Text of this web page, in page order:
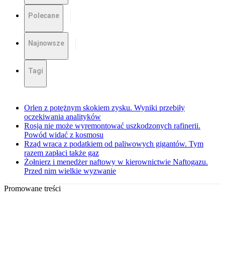
Polecane
Najnowsze
Tagi
Orlen z potężnym skokiem zysku. Wyniki przebiły
oczekiwania analityków
Rosja nie może wyremontować uszkodzonych rafinerii.
Powód widać z kosmosu
Rząd wraca z podatkiem od paliwowych gigantów. Tym
razem zapłaci także gaz
Żołnierz i menedżer naftowy w kierownictwie Naftogazu.
Przed nim wielkie wyzwanie
Promowane treści